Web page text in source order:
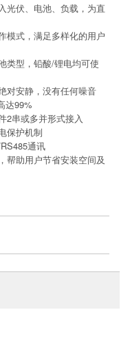
光伏、电池、负载，为直
模式，满足多样化的用户
类型，铅酸/锂电均可使
对安静，没有任何噪音
达99%
2串或多并形式接入
保护机制
通讯
帮助用户节省安装空间及